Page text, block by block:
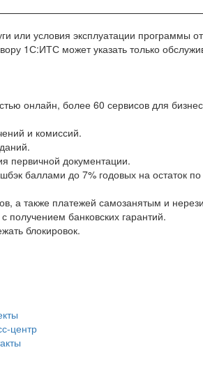
или условия эксплуатации программы
1С:ИТС может указать только
онлайн, более 60 сервисов для
и комиссий.
первичной документации.
баллами до 7% годовых на остаток
а также платежей самозанятым и
получением банковских гарантий.
блокировок.
центр